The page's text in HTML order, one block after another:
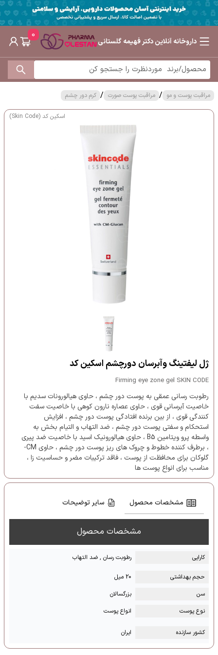
داروخانه آنلاین دکتر فهیمه گلستانی
0
مراقبت پوست و مو / مراقبت پوست صورت / کرم دور چشم
اسکین کد (Skin Code)
ژل لیفتینگ وآبرسان دورچشم اسکین کد
Firming eye zone gel SKIN CODE
رطوبت رسانی عمقی به پوست دور چشم ، حاوی هیالورونات سدیم با
خاصیت آبرسانی قوی ، حاوی عصاره نارون کوهی با خاصیت سفت
کنندگی قوی ، از بین برنده افتادگی پوست دور چشم ، افزایش
استحکام و سفتی پوست دور چشم ، ضد التهاب و التیام بخش به
واسطه پرو ویتامین B5 ، حاوی هیالورونیک اسید با خاصیت ضد پیری
، برطرف کننده خطوط و چروک های ریز پوست دور چشم ، حاوی CM-
گلوکان برای محافظت از پوست ، فاقد ترکیبات مضر و حساسیت زا ،
مناسب برای انواع پوست ها
مشخصات محصول سایر توضیحات
مشخصات محصول
کارایی رطوبت رسان , ضد التهاب
حجم بهداشتی
20 میل
سن
بزرگسالان
نوع پوست
انواع پوست
کشور سازنده ایران